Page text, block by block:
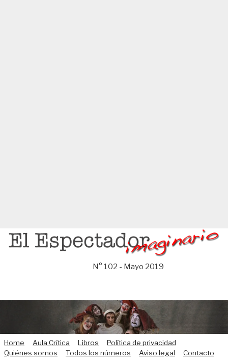
Saltar
N° 102 - Mayo 2019
Home Aula Crítica Libros
Política de privacidad
Quiénes somos
Todos los números Aviso legal Contacto